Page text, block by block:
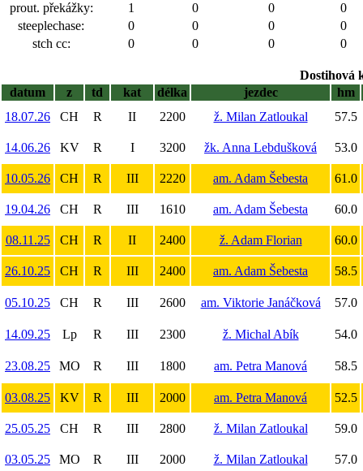
prout. překážky:
1 0 0
0
steeplechase:
0 0 0
0
stch cc:
0 0 0 0
Dostihová
datum
z td kat délka jezdec
hm
18.07.26
CH R II 2200 ž. Milan Zatloukal 57.5
14.06.26 KV R I 3200 žk. Anna Lebdušková 53.0
10.05.26 CH R III 2220 am. Adam Šebesta 61.0
19.04.26 CH R III 1610 am. Adam Šebesta 60.0
08.11.25 CH R II 2400 ž. Adam Florian 60.0
26.10.25 CH R III 2400 am. Adam Šebesta 58.5
05.10.25 CH R III 2600 am. Viktorie Janáčková 57.0
14.09.25 Lp R III 2300 ž. Michal Abík 54.0
23.08.25 MO R III 1800 am. Petra Manová 58.5
03.08.25 KV R III 2000 am. Petra Manová 52.5
25.05.25 CH R III 2800 ž. Milan Zatloukal 59.0
03.05.25 MO R III 2000 ž. Milan Zatloukal 57.0